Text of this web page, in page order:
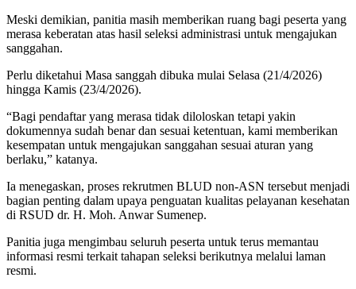
Meski demikian, panitia masih memberikan ruang bagi peserta yang
merasa keberatan atas hasil seleksi administrasi untuk mengajukan
sanggahan.
Perlu diketahui Masa sanggah dibuka mulai Selasa (21/4/2026)
hingga Kamis (23/4/2026).
“Bagi pendaftar yang merasa tidak diloloskan tetapi yakin
dokumennya sudah benar dan sesuai ketentuan, kami memberikan
kesempatan untuk mengajukan sanggahan sesuai aturan yang
berlaku,” katanya.
Ia menegaskan, proses rekrutmen BLUD non-ASN tersebut menjadi
bagian penting dalam upaya penguatan kualitas pelayanan kesehatan
di RSUD dr. H. Moh. Anwar Sumenep.
Panitia juga mengimbau seluruh peserta untuk terus memantau
informasi resmi terkait tahapan seleksi berikutnya melalui laman
resmi.